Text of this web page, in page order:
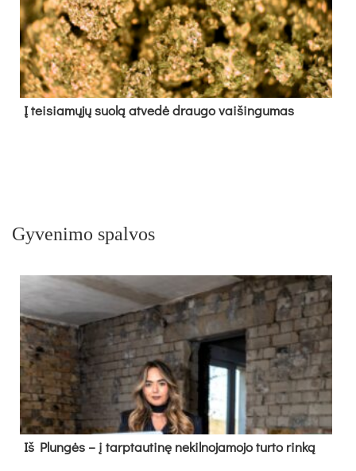
Į tei­sia­mų­jų suo­lą at­ve­dė drau­go vai­šin­gu­mas
Gyvenimo spalvos
Iš Plungės – į tarptautinę nekilnojamojo turto rinką